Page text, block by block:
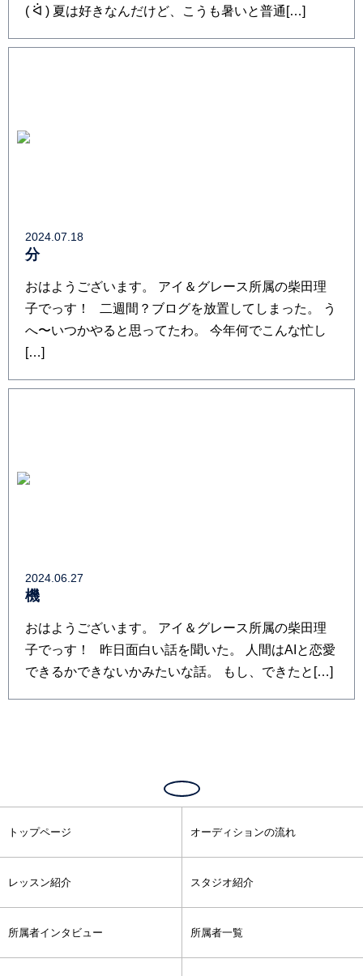
( ᐛ ) 夏は好きなんだけど、こうも暑いと普通[…]
2024.07.18
分
おはようございます。 アイ＆グレース所属の柴田理
子でっす！ 二週間？ブログを放置してしまった。 う
へ〜いつかやると思ってたわ。 今年何でこんな忙し
[…]
2024.06.27
機
おはようございます。 アイ＆グレース所属の柴田理
子でっす！ 昨日面白い話を聞いた。 人間はAIと恋愛
できるかできないかみたいな話。 もし、できたと[…]
トップページ オーディションの流れ
レッスン紹介 スタジオ紹介
所属者インタビュー 所属者一覧